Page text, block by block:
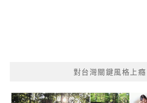
對台灣關鍵風格上癮